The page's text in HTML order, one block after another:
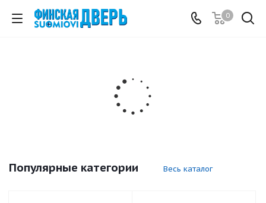
0
Популярные категории Весь каталог